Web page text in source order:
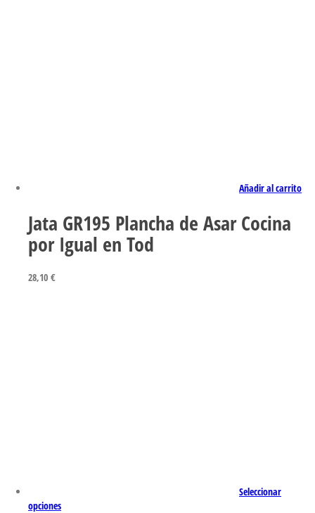
Añadir al carrito
Jata GR195 Plancha de Asar Cocina
por Igual en Tod
28,10 €
Seleccionar
opciones